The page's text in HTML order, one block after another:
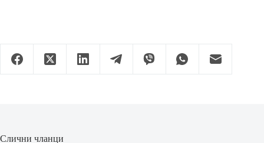
Слични чланци